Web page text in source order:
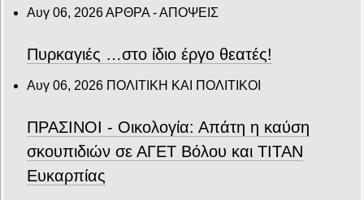
Αυγ 06, 2026ΑΡΘΡΑ - ΑΠΟΨΕΙΣ
Πυρκαγιές …στο ίδιο έργο θεατές!
Αυγ 06, 2026 ΠΟΛΙΤΙΚΗ ΚΑΙ ΠΟΛΙΤΙΚΟΙ
ΠΡΑΣΙΝΟΙ - Οικολογία: Απάτη η καύση
σκουπιδιών σε ΑΓΕΤ Βόλου και ΤΙΤΑΝ
Ευκαρπίας